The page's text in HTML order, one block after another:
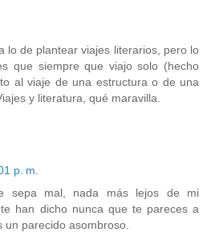
lo de plantear viajes literarios, pero lo
que siempre que viajo solo (hecho
al viaje de una estructura o de una
y literatura, qué maravilla.
p. m.
sepa mal, nada más lejos de mi
han dicho nunca que te pareces a
un parecido asombroso.